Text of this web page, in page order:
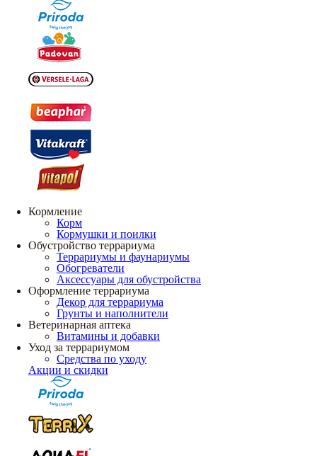
Кормление
Корм
Кормушки и поилки
Обустройство террариума
Террариумы и фаунариумы
Обогреватели
Аксессуары для обустройства
Оформление террариума
Декор для террариума
Грунты и наполнители
Ветеринарная аптека
Витамины и добавки
Уход за террариумом
Средства по уходу
Акции и скидки